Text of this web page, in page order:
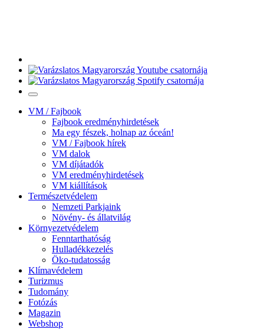
VM / Fajbook
Fajbook eredményhirdetések
Ma egy fészek, holnap az óceán!
VM / Fajbook hírek
VM dalok
VM díjátadók
VM eredményhirdetések
VM kiállítások
Természetvédelem
Nemzeti Parkjaink
Növény- és állatvilág
Környezetvédelem
Fenntarthatóság
Hulladékkezelés
Öko-tudatosság
Klímavédelem
Turizmus
Tudomány
Fotózás
Magazin
Webshop